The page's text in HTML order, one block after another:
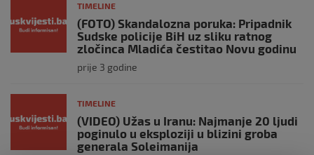
TIMELINE
(FOTO) Skandalozna poruka: Pripadnik
Sudske policije BiH uz sliku ratnog
zločinca Mladića čestitao Novu godinu
prije 3 godine
TIMELINE
(VIDEO) Užas u Iranu: Najmanje 20 ljudi
poginulo u eksploziji u blizini groba
generala Soleimanija